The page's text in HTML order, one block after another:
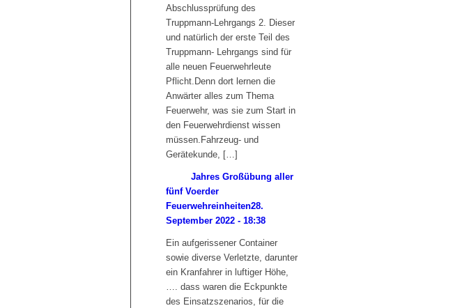
Abschlussprüfung des
Truppmann-Lehrgangs 2. Dieser
und natürlich der erste Teil des
Truppmann- Lehrgangs sind für
alle neuen Feuerwehrleute
Pflicht.Denn dort lernen die
Anwärter alles zum Thema
Feuerwehr, was sie zum Start in
den Feuerwehrdienst wissen
müssen.Fahrzeug- und
Gerätekunde, […]
Jahres Großübung aller
fünf Voerder
Feuerwehreinheiten28.
September 2022 - 18:38
Ein aufgerissener Container
sowie diverse Verletzte, darunter
ein Kranfahrer in luftiger Höhe,
…. dass waren die Eckpunkte
des Einsatzszenarios, für die